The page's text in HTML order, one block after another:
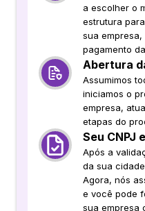
a escolher o
estrutura
sua
pagamento
Abertura
Assumimos
iniciamos o
empresa,
etapas do
Seu CNPJ
Após a
da sua
Agora, nós
e você pode
sua empresa